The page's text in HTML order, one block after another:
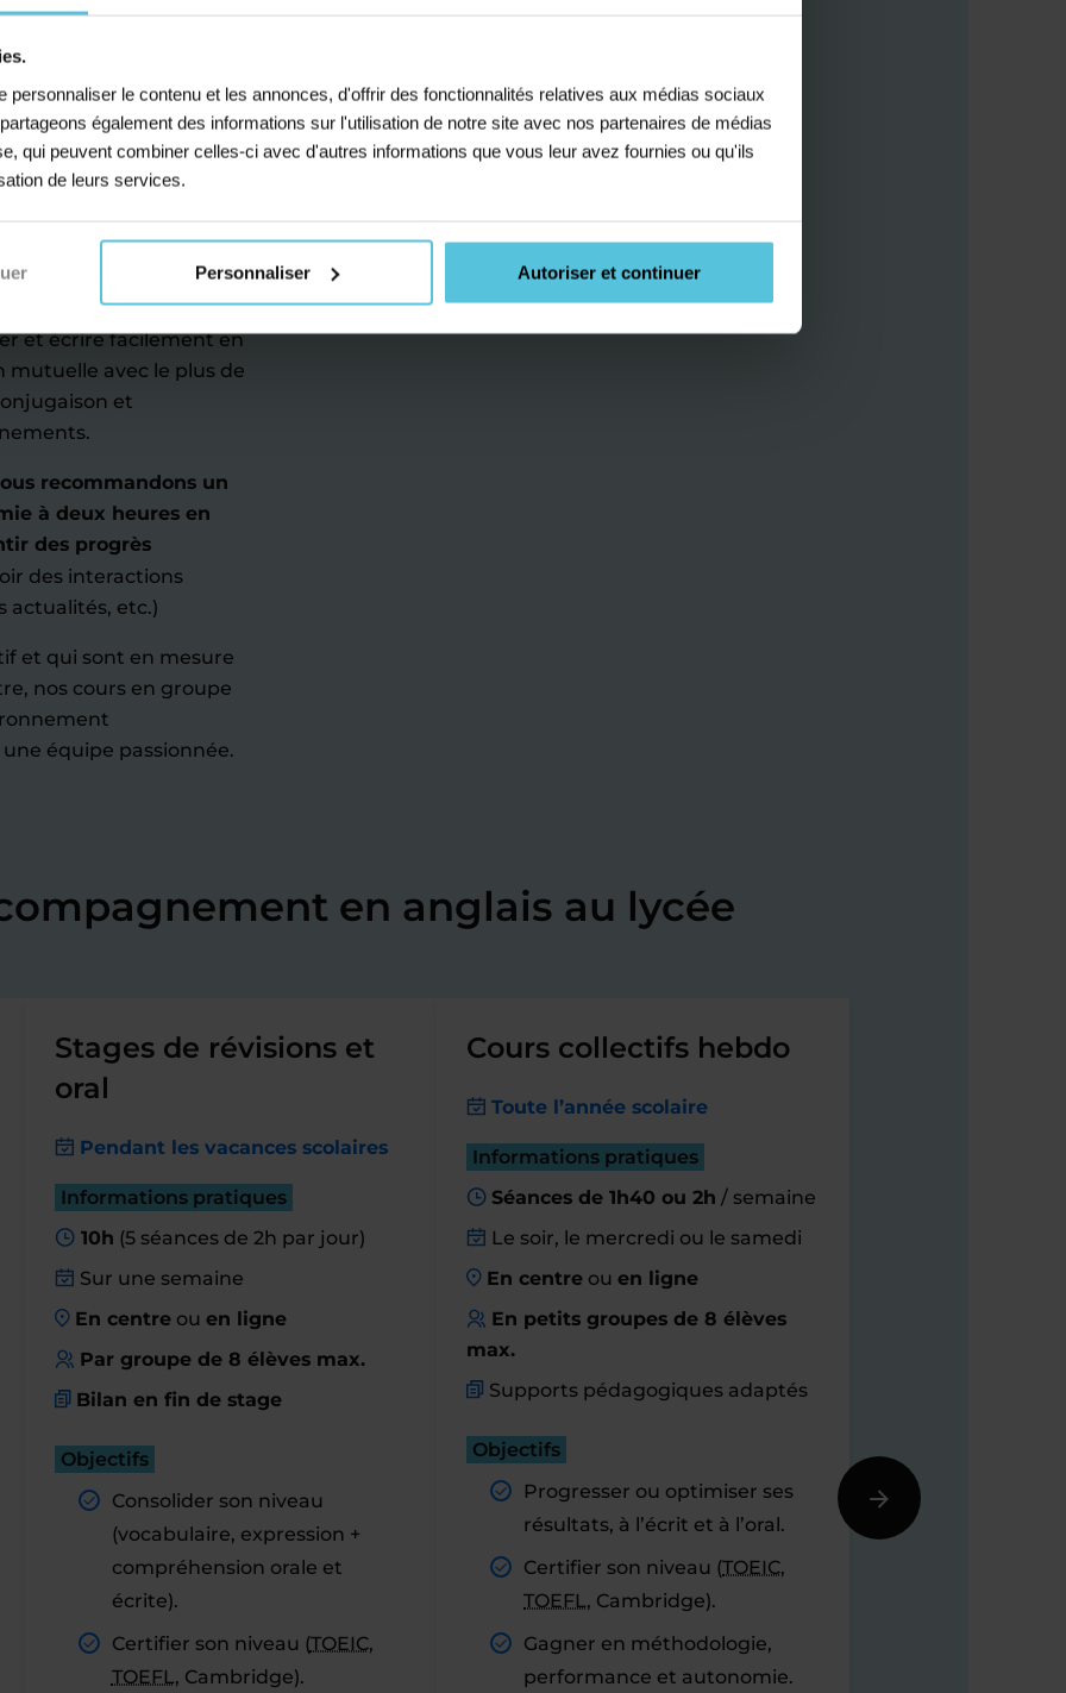
personnaliser le contenu et les annonces, d'offrir des fonctionnalités relatives aux médias sociaux
également des informations sur l'utilisation de notre site avec nos partenaires de médias
qui peuvent combiner celles-ci avec d'autres informations que vous leur avez fournies ou qu'ils
de leurs services.
Personnaliser Autoriser et continuer
professeurs d'anglais
à réaliser ses
des sessions de soutien
nos cours
les programmes de
et écrire facilement en
mutuelle avec le plus de
et
recommandons un
à deux heures en
des progrès
des interactions
actualités, etc.)
et qui sont en mesure
nos cours en groupe
équipe passionnée.
en anglais au lycée
Stages de révisions et
oral
Pendant les vacances scolaires
Informations pratiques
10h (5 séances de 2h par jour)
Sur une semaine
En centreou en ligne
Par groupe de 8 élèves max.
Bilan en fin de stage
Objectifs
Consolider son niveau
(vocabulaire, expression +
compréhension orale et
écrite).
Certifier son niveau (TOEIC,
TOEFL, Cambridge).
Cours collectifs hebdo
Toute l’année scolaire
Informations pratiques
Séances de 1h40 ou 2h / semaine
Le soir, le mercredi ou le samedi
En centre ouen ligne
En petits groupes de 8 élèves
max.
Supports pédagogiques adaptés
Objectifs
Progresser ou optimiser ses
résultats, à l’écrit et à l’oral.
Certifier son niveau (TOEIC,
TOEFL, Cambridge).
Gagner en méthodologie,
performance et autonomie.